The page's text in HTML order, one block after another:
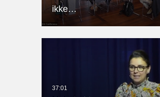
ikke…